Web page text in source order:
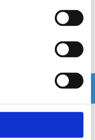
Finns i lagershop Göteborg